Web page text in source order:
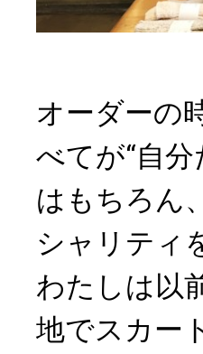
オーダーの
べてが“自
はもちろん
シャリティ
わたしは以
地でスカー